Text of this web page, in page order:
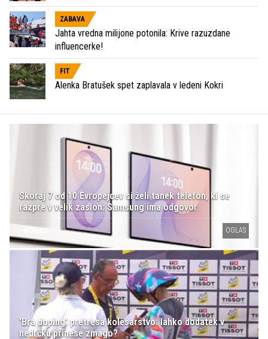
ZABAVA
Jahta vredna milijone potonila: Krive razuzdane
influencerke!
FIT
Alenka Bratušek spet zaplavala v ledeni Kokri
Skoraj 7 od 10 Evropejcev si želi tanek telefon, ki se
razpre v velik zaslon: Samsung ima odgovor
OGLAS
'Bra doping' pretresa kolesarstvo: lahko dodatek v
nedrčku prinese zmago?